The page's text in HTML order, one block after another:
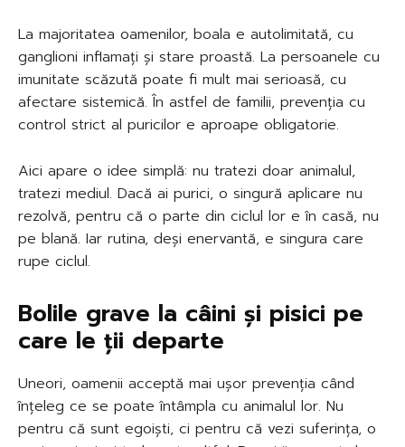
La majoritatea oamenilor, boala e autolimitată, cu
ganglioni inflamați și stare proastă. La persoanele cu
imunitate scăzută poate fi mult mai serioasă, cu
afectare sistemică. În astfel de familii, prevenția cu
control strict al puricilor e aproape obligatorie.
Aici apare o idee simplă: nu tratezi doar animalul,
tratezi mediul. Dacă ai purici, o singură aplicare nu
rezolvă, pentru că o parte din ciclul lor e în casă, nu
pe blană. Iar rutina, deși enervantă, e singura care
rupe ciclul.
Bolile grave la câini și pisici pe
care le ții departe
Uneori, oamenii acceptă mai ușor prevenția când
înțeleg ce se poate întâmpla cu animalul lor. Nu
pentru că sunt egoiști, ci pentru că vezi suferința, o